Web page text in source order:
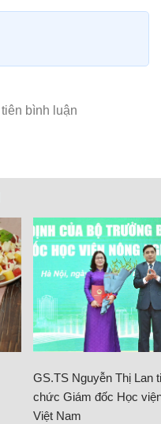
GS.TS Nguyễn Thị Lan
chức Giám đốc Học
Việt Nam